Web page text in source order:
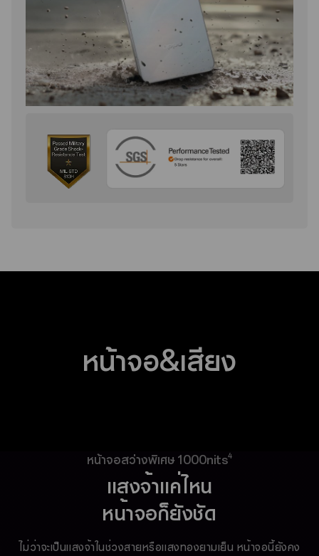
หน้าจอ&เสียง
หน้าจอสว่างพิเศษ 1000nits4
แสงจ้าแค่ไหน
หน้าจอก็ยังชัด
ไม่ว่าจะเป็นแสงจ้าในช่วงสายหรือแสงทองยามเย็น หน้าจอนี้ยังคง